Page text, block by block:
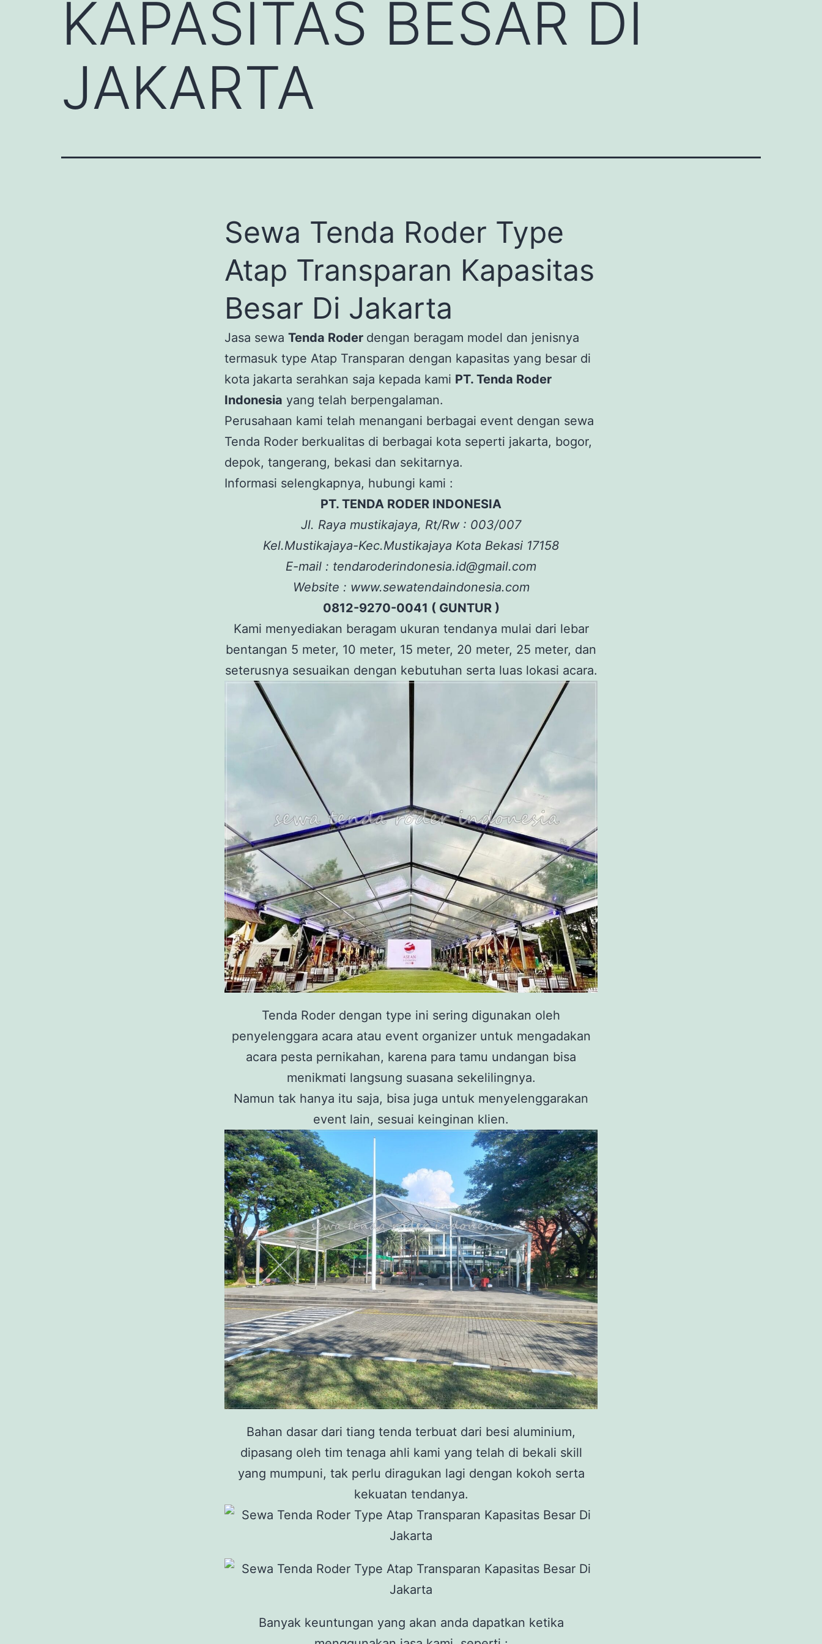
KAPASITAS BESAR DI
JAKARTA
Sewa Tenda Roder Type
Atap Transparan Kapasitas
Besar Di Jakarta
Jasa sewa Tenda Roder dengan beragam model dan jenisnya
termasuk type Atap Transparan dengan kapasitas yang besar di
kota jakarta serahkan saja kepada kami PT. Tenda Roder
Indonesia yang telah berpengalaman.
Perusahaan kami telah menangani berbagai event dengan sewa
Tenda Roder berkualitas di berbagai kota seperti jakarta, bogor,
depok, tangerang, bekasi dan sekitarnya.
Informasi selengkapnya, hubungi kami :
PT. TENDA RODER INDONESIA
Jl. Raya mustikajaya, Rt/Rw : 003/007
Kel.Mustikajaya-Kec.Mustikajaya Kota Bekasi 17158
E-mail : tendaroderindonesia.id@gmail.com
Website : www.sewatendaindonesia.com
0812-9270-0041 ( GUNTUR )
Kami menyediakan beragam ukuran tendanya mulai dari lebar
bentangan 5 meter, 10 meter, 15 meter, 20 meter, 25 meter, dan
seterusnya sesuaikan dengan kebutuhan serta luas lokasi acara.
Tenda Roder dengan type ini sering digunakan oleh
penyelenggara acara atau event organizer untuk mengadakan
acara pesta pernikahan, karena para tamu undangan bisa
menikmati langsung suasana sekelilingnya.
Namun tak hanya itu saja, bisa juga untuk menyelenggarakan
event lain, sesuai keinginan klien.
Bahan dasar dari tiang tenda terbuat dari besi aluminium,
dipasang oleh tim tenaga ahli kami yang telah di bekali skill
yang mumpuni, tak perlu diragukan lagi dengan kokoh serta
kekuatan tendanya.
Banyak keuntungan yang akan anda dapatkan ketika